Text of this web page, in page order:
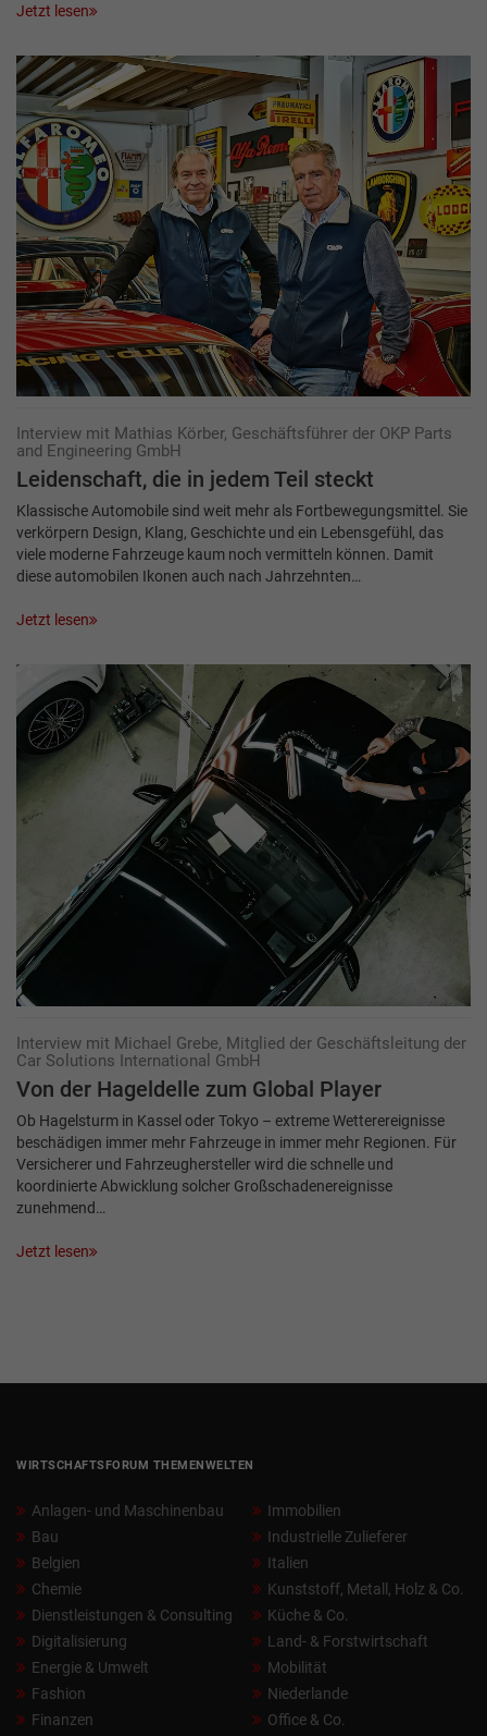
Jetzt lesen
Interview mit Mathias Körber, Geschäftsführer der OKP Parts
and Engineering GmbH
Leidenschaft, die in ­jedem Teil steckt
Klassische Automobile sind weit mehr als Fortbewegungsmittel. Sie
verkörpern Design, Klang, Geschichte und ein Lebensgefühl, das
viele moderne Fahrzeuge kaum noch vermitteln können. Damit
diese automobilen Ikonen auch nach Jahrzehnten…
Jetzt lesen
Interview mit Michael Grebe, Mitglied der Geschäftsleitung der
Car Solutions International GmbH
Von der Hageldelle zum Global Player
Ob Hagelsturm in Kassel oder Tokyo – extreme Wetterereignisse
beschädigen immer mehr Fahrzeuge in immer mehr Regionen. Für
Versicherer und Fahrzeughersteller wird die schnelle und
koordinierte Abwicklung solcher Großschadenereignisse
zunehmend…
Jetzt lesen
WIRTSCHAFTSFORUM THEMENWELTEN
Anlagen- und Maschinenbau
Bau
Belgien
Chemie
Dienstleistungen & Consulting
Digitalisierung
Energie & Umwelt
Fashion
Finanzen
Immobilien
Industrielle Zulieferer
Italien
Kunststoff, Metall, Holz & Co.
Küche & Co.
Land- & Forstwirtschaft
Mobilität
Niederlande
Office & Co.